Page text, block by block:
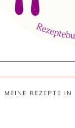
MEINE REZEPTE IN